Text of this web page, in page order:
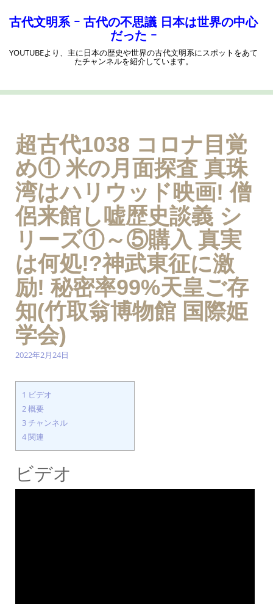
キ
古代文明系 ｰ 古代の不思議 日本は世界の中心
だった ｰ
YOUTUBEより、主に日本の歴史や世界の古代文明系にスポットをあて
たチャンネルを紹介しています。
超古代1038 コロナ目覚
め① 米の月面探査 真珠
湾はハリウッド映画! 僧
侶来館し嘘歴史談義 シ
リーズ①～⑤購入 真実
は何処!?神武東征に激
励! 秘密率99%天皇ご存
知(竹取翁博物館 国際姫
学会)
2022年2月24日
1 ビデオ
2概要
3チャンネル
4関連
ビデオ